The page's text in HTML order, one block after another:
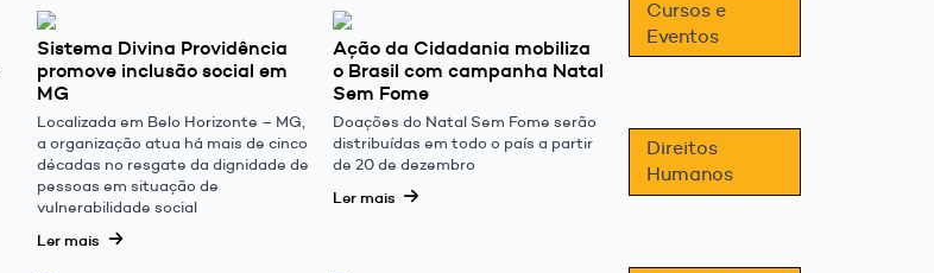
Sistema Divina Providência
promove inclusão social em
MG
Localizada em Belo Horizonte – MG,
a organização atua há mais de cinco
décadas no resgate da dignidade de
pessoas em situação de
vulnerabilidade social
Ler mais
Ação da Cidadania mobiliza
o Brasil com campanha Natal
Sem Fome
Doações do Natal Sem Fome serão
distribuídas em todo o país a partir
de 20 de dezembro
Ler mais
Cursos e
Eventos
Direitos
Humanos